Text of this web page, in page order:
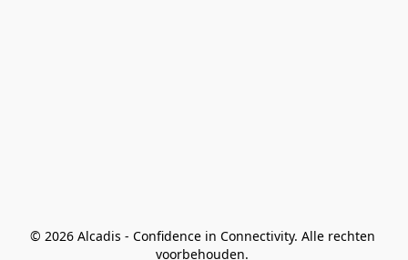
© 2026 Alcadis - Confidence in Connectivity. Alle rechten
voorbehouden.